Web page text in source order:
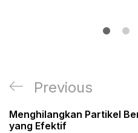
Post
Previous
Post
Previous
Menghilangkan Partikel
yang Efektif